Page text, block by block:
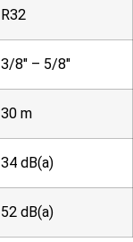
R32
3/8″ – 5/8″
30 m
34 dB(a)
52 dB(a)